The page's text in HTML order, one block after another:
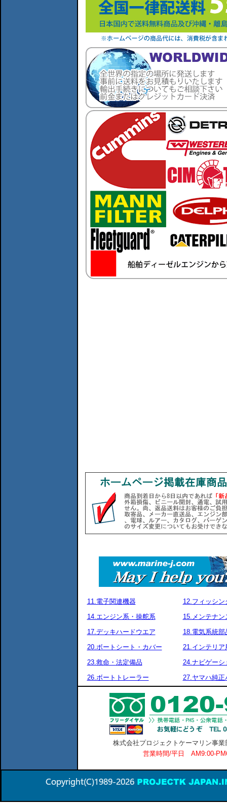
11.電子関連機器
12.フィッシン
14.エンジン系・操舵系
15.メンテナン
17.デッキハードウエア
18.電気系統部
20.ボートシート・カバー
21.インテリア
23.救命・法定備品
24.ナビゲーシ
26.ボートトレーラー
27.ヤマハ純正
株式会社プロジェクトケーマリン事
営業時間/平日 AM9:00-